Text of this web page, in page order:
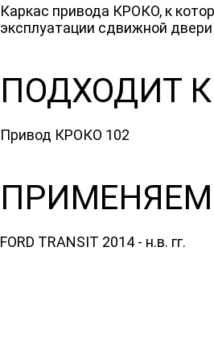
Каркас привода КРОКО, к
эксплуатации сдвижной
ПОДХОДИТ
Привод КРОКО 102
FORD TRANSIT 2014 - н.в. гг.